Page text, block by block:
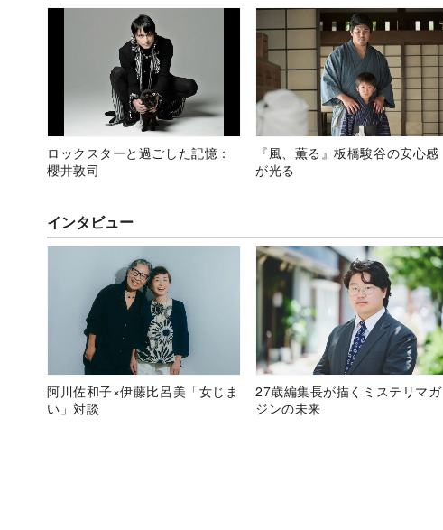
ロックスターと過ごした記憶：
櫻井敦司
『風、薫る』板橋駿谷の安心感
が光る
インタビュー
阿川佐和子×伊藤比呂美「女じま
い」対談
27歳編集長が描くミステリマガ
ジンの未来